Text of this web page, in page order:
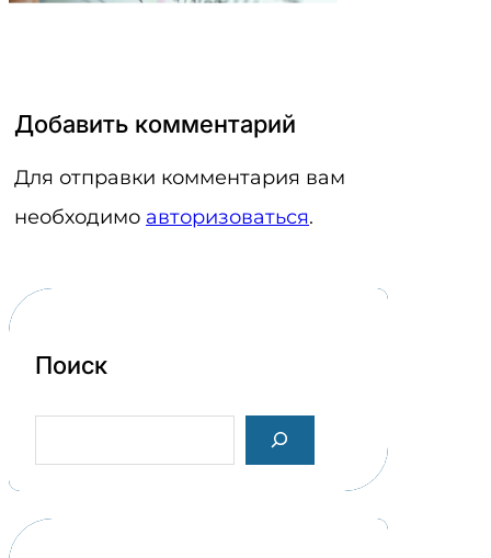
Добавить комментарий
Для отправки комментария вам
необходимо авторизоваться.
Поиск
a
h